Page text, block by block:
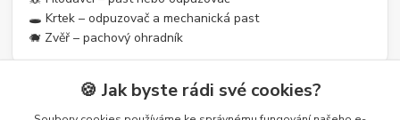
🕳️ Krtek – odpuzovač a mechanická past
🐗 Zvěř – pachový ohradník
⭐ Proč nakupovat u nás
🍪 Jak byste rádi své cookies?